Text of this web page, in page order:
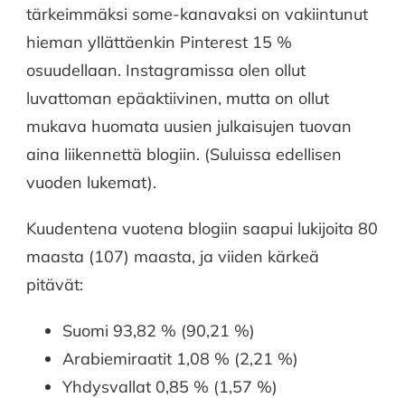
tärkeimmäksi some-kanavaksi on vakiintunut
hieman yllättäenkin Pinterest 15 %
osuudellaan. Instagramissa olen ollut
luvattoman epäaktiivinen, mutta on ollut
mukava huomata uusien julkaisujen tuovan
aina liikennettä blogiin. (Suluissa edellisen
vuoden lukemat).
Kuudentena vuotena blogiin saapui lukijoita 80
maasta (107) maasta, ja viiden kärkeä
pitävät:
Suomi 93,82 % (90,21 %)
Arabiemiraatit 1,08 % (2,21 %)
Yhdysvallat 0,85 % (1,57 %)